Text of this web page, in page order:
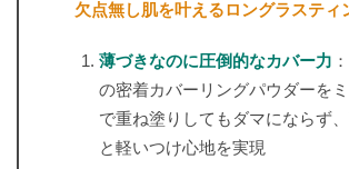
欠点無し肌を叶えるロングラスティ
薄づきなのに圧倒的なカバー力
の密着カバーリングパウダーを
で重ね塗りしてもダマにならず
と軽いつけ心地を実現